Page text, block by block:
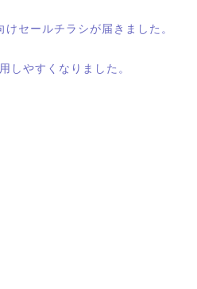
セールチラシが届きました。
しやすくなりました。